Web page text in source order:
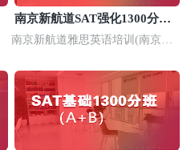
南京新航道SAT强化1300分培
训
南京新航道雅思英语培训(南京浦